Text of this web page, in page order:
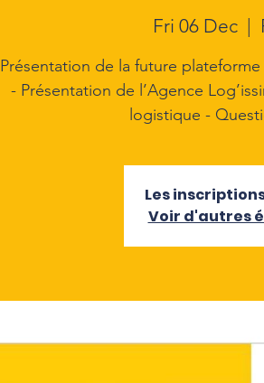
Fri 06 Dec
  |
Présentation de la future
- Présentation de l’Agence
logistique -
Les
Voir d'autres